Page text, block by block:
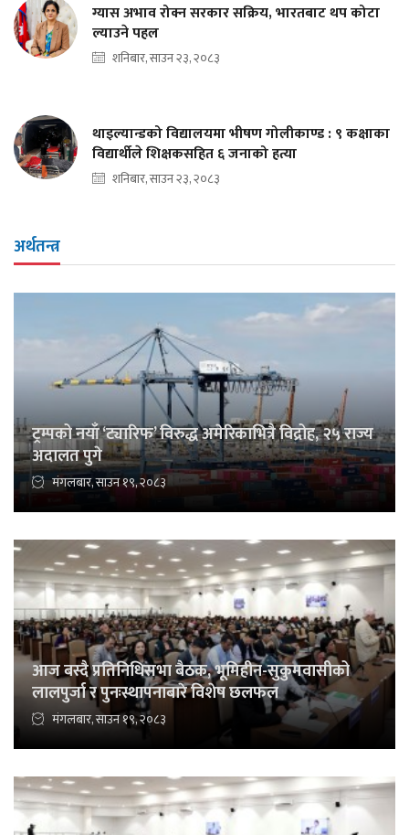
ग्यास अभाव रोक्न सरकार सक्रिय, भारतबाट थप कोटा
ल्याउने पहल
शनिबार, साउन २३, २०८३
थाइल्यान्डको विद्यालयमा भीषण गोलीकाण्ड : ९ कक्षाका
विद्यार्थीले शिक्षकसहित ६ जनाको हत्या
शनिबार, साउन २३, २०८३
अर्थतन्त्र
ट्रम्पको नयाँ ‘ट्यारिफ’ विरुद्ध अमेरिकाभित्रै विद्रोह, २५ राज्य
अदालत पुगे
मंगलबार, साउन १९, २०८३
आज बस्दै प्रतिनिधिसभा बैठक, भूमिहीन-सुकुमवासीको
लालपुर्जा र पुनःस्थापनाबारे विशेष छलफल
मंगलबार, साउन १९, २०८३